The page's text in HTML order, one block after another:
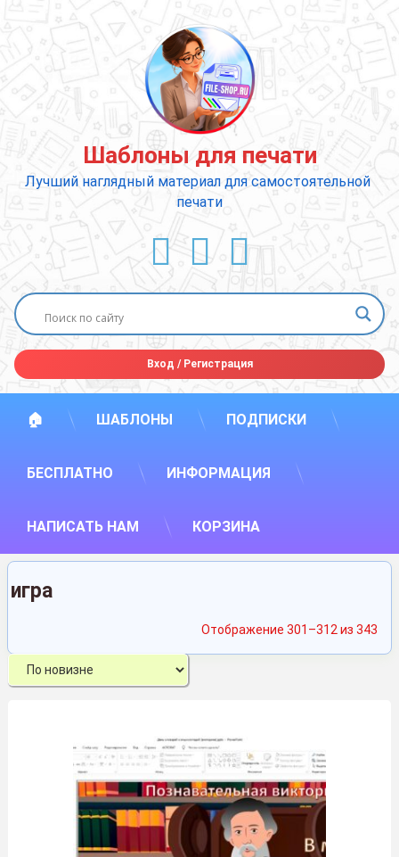
содержимому
Шаблоны для печати
Лучший наглядный материал для самостоятельной
печати
ВКонтакте
YouTube
E-mail
Вход /Регистрация
🏠 ШАБЛОНЫ ПОДПИСКИ
БЕСПЛАТНО ИНФОРМАЦИЯ
НАПИСАТЬ НАМ КОРЗИНА
игра
Отображение 301–312 из 343